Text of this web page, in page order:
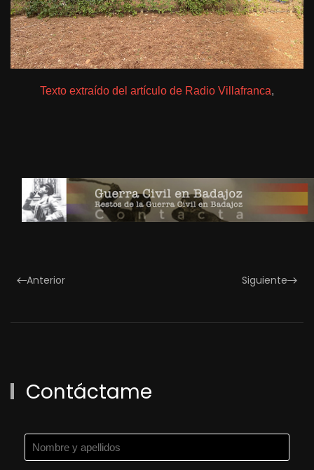
Texto extraído del artículo de Radio Villafranca,
Anterior Siguiente
Contáctame